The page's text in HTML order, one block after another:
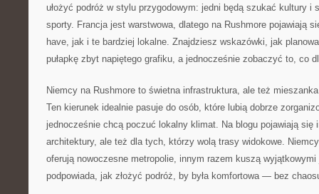
ułożyć podróż w stylu przygodowym: jedni będą szukać kultury i
sporty. Francja jest warstwowa, dlatego na Rushmore pojawiają
have, jak i te bardziej lokalne. Znajdziesz wskazówki, jak
pułapkę zbyt napiętego grafiku, a jednocześnie zobaczyć to, co
Niemcy na Rushmore to świetna infrastruktura, ale też
Ten kierunek idealnie pasuje do osób, które lubią dobrze
jednocześnie chcą poczuć lokalny klimat. Na blogu pojawiają się
architektury, ale też dla tych, którzy wolą trasy widokowe.
oferują nowoczesne metropolie, innym razem kuszą
podpowiada, jak złożyć podróż, by była komfortowa — bez